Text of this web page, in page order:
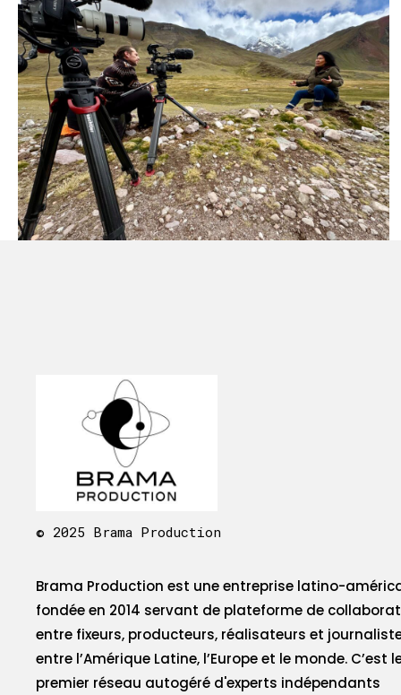
© 2025 Brama Production
Brama Production est une entreprise latino-
fondée en 2014 servant de plateforme de
entre fixeurs, producteurs, réalisateurs et
entre l’Amérique Latine, l’Europe et le monde. C’est
premier réseau autogéré d'experts indépendants